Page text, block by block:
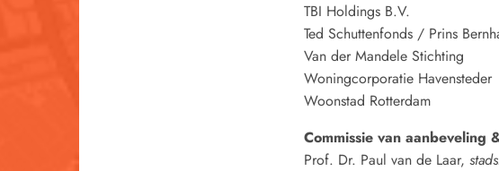
TBI Holdings B.V.
Ted Schuttenfonds / Prins
Van der Mandele Stichting
Woningcorporatie Havensteder
Woonstad Rotterdam
Commissie van aanbeveling
Prof. Dr. Paul van de Laar,